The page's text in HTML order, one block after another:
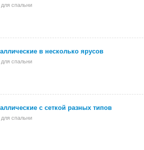
спальни
в несколько ярусов
спальни
с сеткой разных типов
спальни